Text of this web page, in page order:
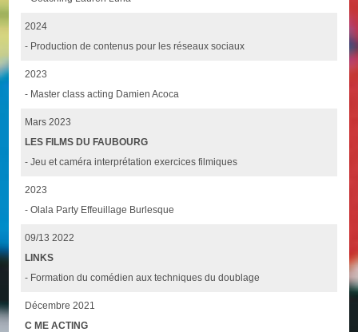
2024
- Production de contenus pour les réseaux sociaux
2023
- Master class acting Damien Acoca
Mars 2023
LES FILMS DU FAUBOURG
- Jeu et caméra interprétation exercices filmiques
2023
- Olala Party Effeuillage Burlesque
09/13 2022
LINKS
- Formation du comédien aux techniques du doublage
Décembre 2021
C ME ACTING